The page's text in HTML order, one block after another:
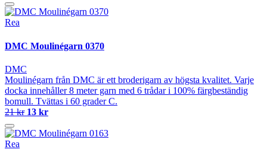
Rea
DMC Moulinégarn 0370
DMC
Moulinégarn från DMC är ett broderigarn av högsta kvalitet. Varje
docka innehåller 8 meter garn med 6 trådar i 100% färgbeständig
bomull. Tvättas i 60 grader C.
21 kr 13 kr
Rea